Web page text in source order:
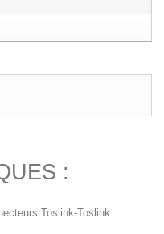
:
Toslink-Toslink